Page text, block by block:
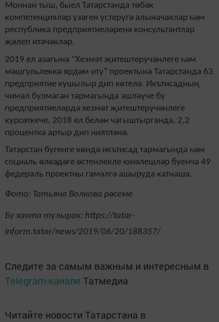
Моннан тыш, быел Татарстанда төбәк
компетенцияләр үзәген үстерүгә алыначаклар һәм
республика предприятиеләренә консультантлар
җәлеп итәчәкләр.
2019 ел азагына “Хезмәт җитештерүчәнлеге һәм
мәшгульлеккә ярдәм итү” проектына Татарстанда 63
предприятие кушылыр дип көтелә. Икътисадның
чимал булмаган тармагында эшләүче бу
предприятиеләрдә хезмәт җитештерүчәнлеге
күрсәткече, 2018 ел белән чагыштырганда, 2,2
процентка артыр дип ниятләнә.
Татарстан бүгенге көндә икътисад тармагында һәм
социаль өлкәдәге өстенлекле юнәлешләр буенча 49
федераль проектны гамәлгә ашыруда катнаша.
Фото: Татьяна Волкова рәсеме
Бу хакта тулырак: https://tatar-
inform.tatar/news/2019/06/20/188357/
Следите за самым важным и интересным в
Telegram-канале Татмедиа
Читайте новости Татарстана в